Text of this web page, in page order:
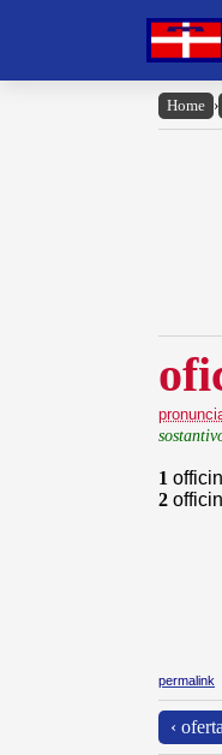
Home ›
1
2
permalink
‹ oferta